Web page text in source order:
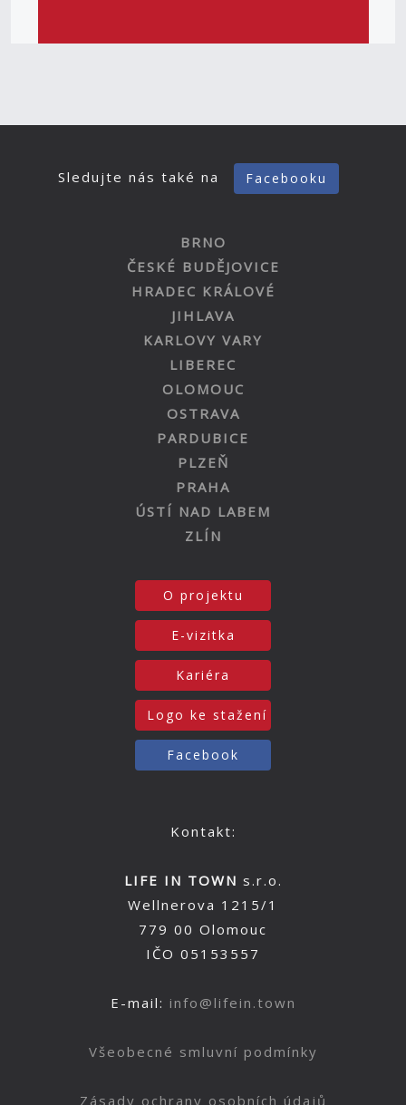
Sledujte nás také na Facebooku
BRNO
ČESKÉ BUDĚJOVICE
HRADEC KRÁLOVÉ
JIHLAVA
KARLOVY VARY
LIBEREC
OLOMOUC
OSTRAVA
PARDUBICE
PLZEŇ
PRAHA
ÚSTÍ NAD LABEM
ZLÍN
O projektu
E-vizitka
Kariéra
Logo ke stažení
Facebook
Kontakt:
LIFE IN TOWN s.r.o.
Wellnerova 1215/1
779 00 Olomouc
IČO 05153557
E-mail: info@lifein.town
Všeobecné smluvní podmínky
Zásady ochrany osobních údajů